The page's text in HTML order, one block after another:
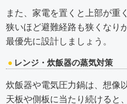
また、家電を置くと上部が重
狭いほど避難経路も狭くなり
最優先に設計しましょう。
レンジ・炊飯器の蒸気対策
炊飯器や電気圧力鍋は、想像
天板や側板に当たり続けると